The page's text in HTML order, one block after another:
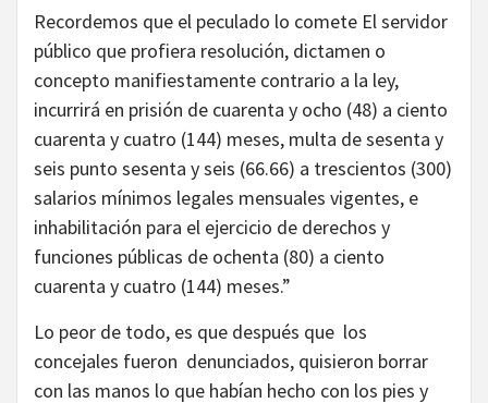
Recordemos que el peculado lo comete Elservidor
público que profiera resolución, dictamen o
concepto manifiestamente contrario a la ley,
incurrirá en prisión de cuarenta y ocho (48) a ciento
cuarenta y cuatro (144) meses, multa de sesenta y
seis punto sesenta y seis (66.66) a trescientos (300)
salarios mínimos legales mensuales vigentes, e
inhabilitación para el ejercicio de derechos y
funciones públicas de ochenta (80) a ciento
cuarenta y cuatro (144) meses.”
Lo peor de todo, es que después que los
concejales fueron denunciados, quisieron borrar
con las manos lo que habían hecho con los pies y